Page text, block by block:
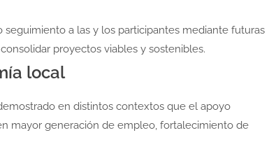
a las y los participantes mediante futuras
proyectos viables y sostenibles.
local
en distintos contextos que el apoyo
mayor generación de empleo, fortalecimiento de